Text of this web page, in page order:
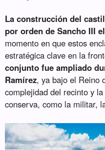
La construcción del
por orden de Sancho III
momento en que estos
estratégica clave en la
conjunto fue ampliado
Ramírez, ya bajo el Reino
complejidad del recinto y
conserva, como la militar,